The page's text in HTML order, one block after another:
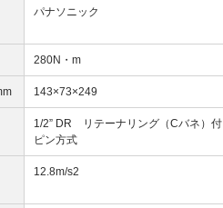
パナソニック
280N・m
143×73×249
1/2” DR リテーナリング（Cバネ）付
ピン方式
12.8m/s2